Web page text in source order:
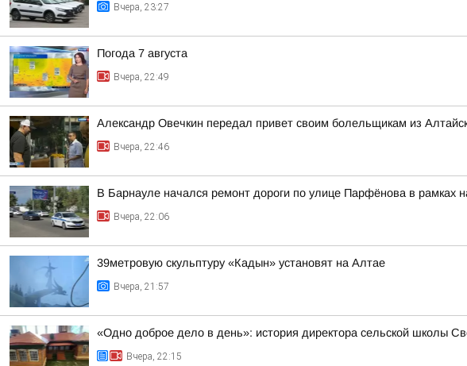
Вчера, 23:27
Погода 7 августа
Вчера, 22:49
Александр Овечкин передал привет своим болельщикам из
Вчера, 22:46
В Барнауле начался ремонт дороги по улице Парфёнова в рамках
Вчера, 22:06
39метровую скульптуру «Кадын» установят на Алтае
Вчера, 21:57
«Одно доброе дело в день»: история директора сельской школы
Вчера, 22:15